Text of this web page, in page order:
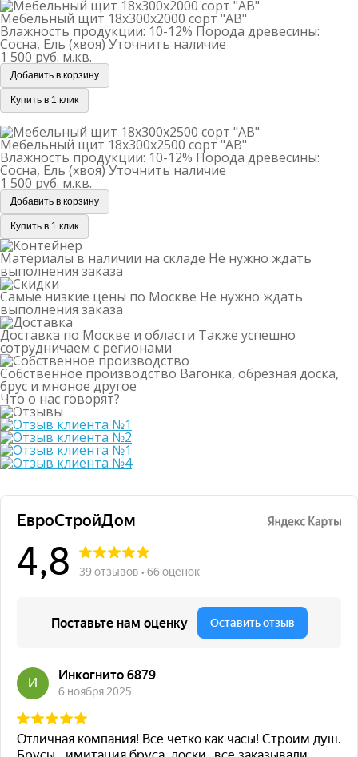
Мебельный щит 18х300х2000 сорт "АВ"
Влажность продукции: 10-12% Порода древесины:
Сосна, Ель (хвоя)Уточнить наличие
1 500 руб. м.кв.
Добавить в корзину
Купить в 1 клик
Мебельный щит 18х300х2500 сорт "АВ"
Влажность продукции: 10-12% Порода древесины:
Сосна, Ель (хвоя)Уточнить наличие
1 500 руб. м.кв.
Добавить в корзину
Купить в 1 клик
Материалы в наличии на складе Не нужно ждать
выполнения заказа
Самые низкие цены по Москве Не нужно ждать
выполнения заказа
Доставка по Москве и области Также успешно
сотрудничаем с регионами
Собственное производство Вагонка, обрезная доска,
брус и мноное другое
Что о нас говорят?